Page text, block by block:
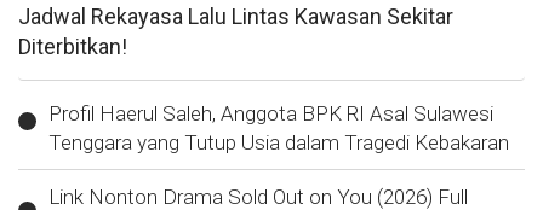
Jadwal Rekayasa Lalu Lintas Kawasan Sekitar
Diterbitkan!
Profil Haerul Saleh, Anggota BPK RI Asal Sulawesi
Tenggara yang Tutup Usia dalam Tragedi Kebakaran
Link Nonton Drama Sold Out on You (2026) Full